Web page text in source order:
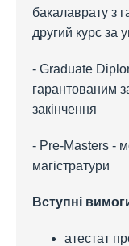
бакалаврату з
другий курс за
- Graduate
гарантованим
закінчення
- Pre-Masters -
магістратури
Вступні
атестат